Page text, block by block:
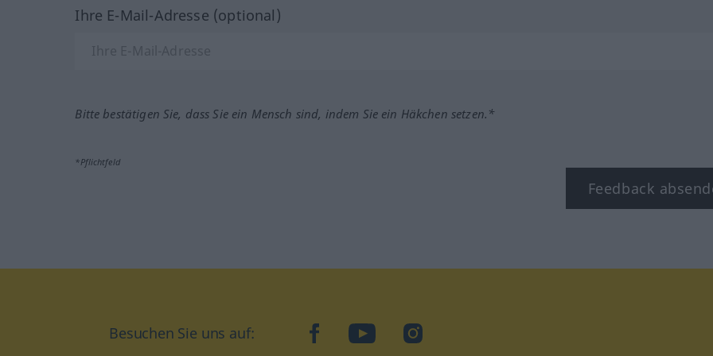
Ihre E-Mail-Adresse (optional)
Bitte bestätigen Sie, dass Sie ein Mensch sind, indem Sie ein Häkchen setzen.*
*Pflichtfeld
Feedback
Besuchen Sie uns auf: facebookYouTubeInstagram